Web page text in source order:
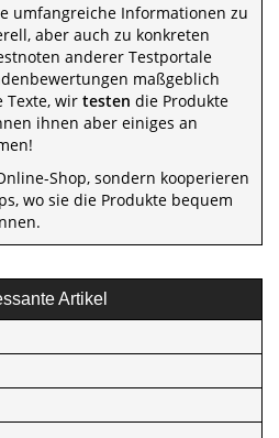
umfangreiche Informationen zu
aber auch zu konkreten
anderer Testportale
maßgeblich
Texte, wir testen die Produkte
ihnen aber einiges an
Shop, sondern kooperieren
wo sie die Produkte bequem
Artikel